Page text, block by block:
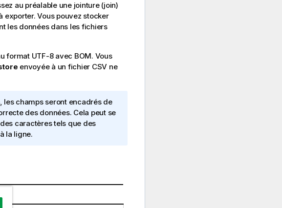
au préalable une jointure (join)
exporter. Vous pouvez stocker
les données dans les fichiers
format UTF-8avec BOM. Vous
envoyée à un fichier CSV ne
les champs seront encadrés de
des données. Cela peut se
caractères tels que des
la ligne.